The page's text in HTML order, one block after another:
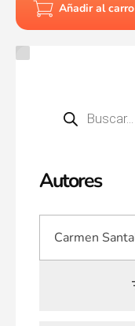
Autores
Añadir al carro